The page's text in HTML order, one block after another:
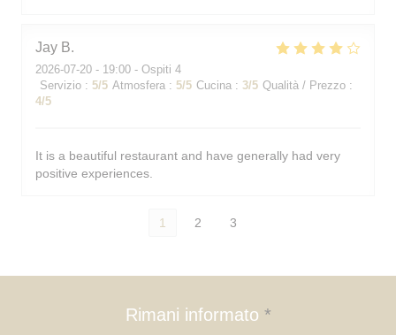
Jay B
2026-07-20 - 19:00 - Ospiti 4
Servizio : 5/5 Atmosfera : 5/5 Cucina : 3/5 Qualità / Prezzo :
4/5
It is a beautiful restaurant and have generally had very
positive experiences.
1 2 3
Rimani informato *